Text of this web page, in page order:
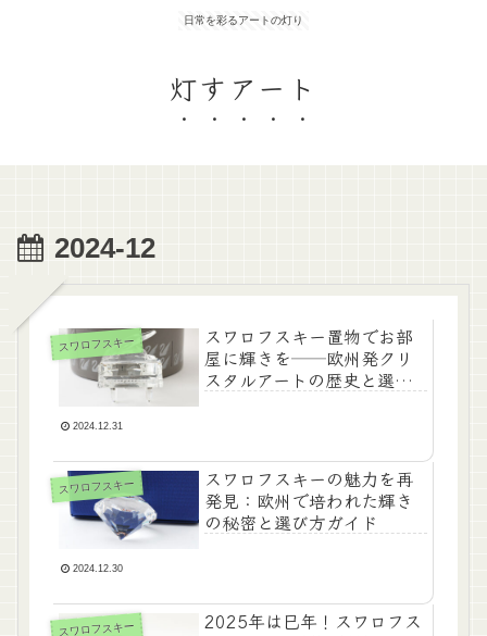
日常を彩るアートの灯り
灯すアート
2024-12
スワロフスキー
スワロフスキー置物でお部
屋に輝きを──欧州発クリ
スタルアートの歴史と選び
2024.12.31
スワロフスキー
スワロフスキーの魅力を再
発見：欧州で培われた輝き
の秘密と選び方ガイド
2024.12.30
スワロフスキー
2025年は巳年！スワロフス